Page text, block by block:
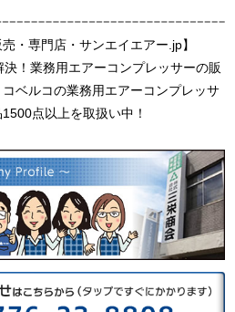
・専門店・サンエイエアー.jp】
！業務用エアーコンプレッサーの販
ベルコの業務用エアーコンプレッサ
点以上を取扱い中！